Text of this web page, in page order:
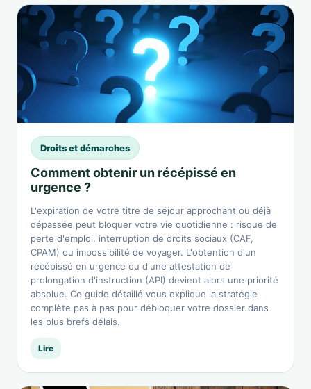
Droits et démarches
Comment obtenir un récépissé en
urgence ?
L'expiration de votre titre de séjour approchant ou déjà
dépassée peut bloquer votre vie quotidienne : risque de
perte d'emploi, interruption de droits sociaux (CAF,
CPAM) ou impossibilité de voyager. L'obtention d'un
récépissé en urgence ou d'une attestation de
prolongation d'instruction (API) devient alors une priorité
absolue. Ce guide détaillé vous explique la stratégie
complète pas à pas pour débloquer votre dossier dans
les plus brefs délais.
Lire